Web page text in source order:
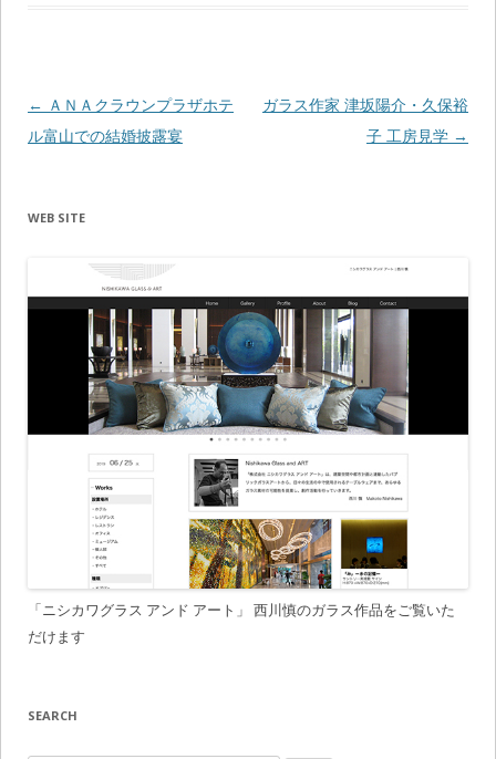
投
稿
ゲ
← ＡＮＡクラウンプラザホテ
ル富山での結婚披露宴
ガラス作家 津坂陽介・久保裕
子 工房見学 →
WEB SITE
「ニシカワグラス アンド アート」 西川慎のガラス作品をご覧いた
だけます
SEARCH